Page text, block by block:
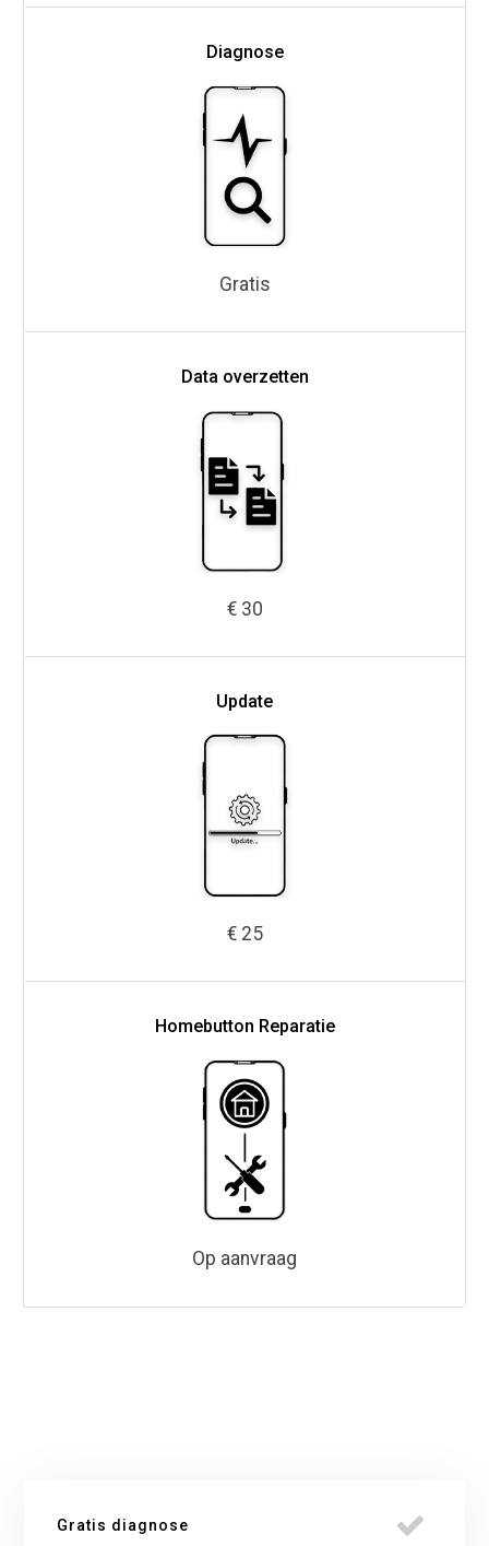
Diagnose
Gratis
Data overzetten
€ 30
Update
€ 25
Homebutton Reparatie
Op aanvraag
Gratis diagnose